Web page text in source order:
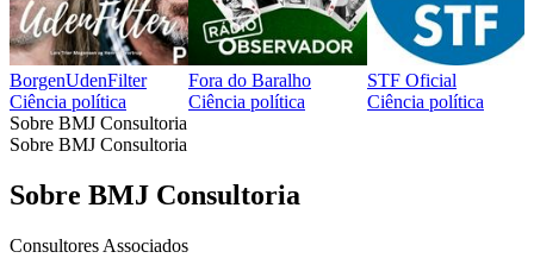
BorgenUdenFilter
Ciência política
Fora do Baralho
Ciência política
STF Oficial
Ciência política
Sobre BMJ Consultoria
Sobre BMJ Consultoria
Sobre BMJ Consultoria
Consultores Associados